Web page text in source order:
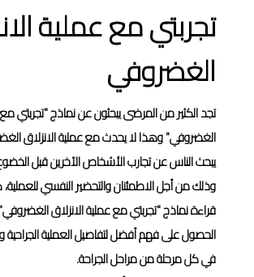
تجربتي مع عملية
الغضروفي
تجد الكثير من المرضى يبحثون عن نماذج "تجربتي مع
الغضروفي" وهذا لا يحدث مع عملية الانزلاق
يبحث الناس عن تجارب الأشخاص الآخرين قبل الخضوع
وذلك من أجل الاطمئنان والتحضير النفسي
قراءة نماذج "تجربتي مع عملية الانزلاق
الحصول على فهم أفضل لتفاصيل العملية الجراحية
في كل مرحلة من مراحل الجراحة.